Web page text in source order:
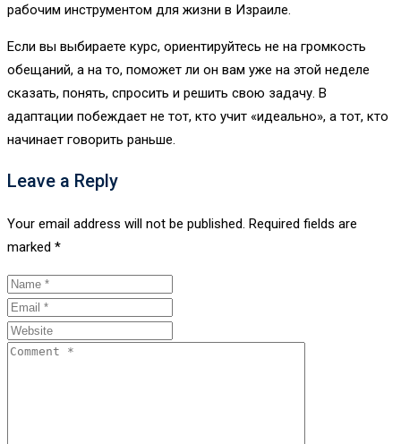
рабочим инструментом для жизни в Израиле.
Если вы выбираете курс, ориентируйтесь не на громкость
обещаний, а на то, поможет ли он вам уже на этой неделе
сказать, понять, спросить и решить свою задачу. В
адаптации побеждает не тот, кто учит «идеально», а тот, кто
начинает говорить раньше.
Leave a Reply
Your email address will not be published. Required fields are
marked *